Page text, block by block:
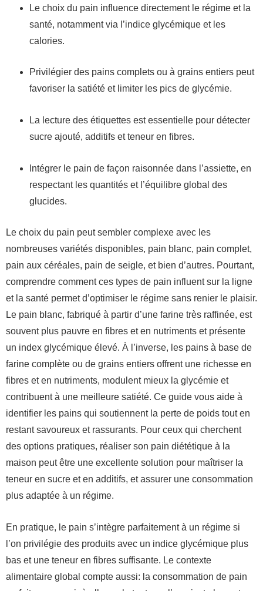
Le choix du pain influence directement le régime et la
santé, notamment via l’indice glycémique et les
calories.
Privilégier des pains complets ou à grains entiers peut
favoriser la satiété et limiter les pics de glycémie.
La lecture des étiquettes est essentielle pour détecter
sucre ajouté, additifs et teneur en fibres.
Intégrer le pain de façon raisonnée dans l’assiette, en
respectant les quantités et l’équilibre global des
glucides.
Le choix du pain peut sembler complexe avec les
nombreuses variétés disponibles, pain blanc, pain complet,
pain aux céréales, pain de seigle, et bien d’autres. Pourtant,
comprendre comment ces types de pain influent sur la ligne
et la santé permet d’optimiser le régime sans renier le plaisir.
Le pain blanc, fabriqué à partir d’une farine très raffinée, est
souvent plus pauvre en fibres et en nutriments et présente
un index glycémique élevé. À l’inverse, les pains à base de
farine complète ou de grains entiers offrent une richesse en
fibres et en nutriments, modulent mieux la glycémie et
contribuent à une meilleure satiété. Ce guide vous aide à
identifier les pains qui soutiennent la perte de poids tout en
restant savoureux et rassurants. Pour ceux qui cherchent
des options pratiques, réaliser son pain diététique à la
maison peut être une excellente solution pour maîtriser la
teneur en sucre et en additifs, et assurer une consommation
plus adaptée à un régime.
En pratique, le pain s’intègre parfaitement à un régime si
l’on privilégie des produits avec un indice glycémique plus
bas et une teneur en fibres suffisante. Le contexte
alimentaire global compte aussi: la consommation de pain